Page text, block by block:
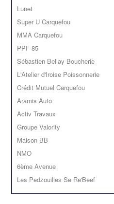
Lunet
Super U Carquefou
MMA Carquefou
PPF 85
Sébastien Bellay Boucherie
L'Atelier d'Iroise Poissonnerie
Crédit Mutuel Carquefou
Aramis Auto
Activ Travaux
Groupe Valority
Maison BB
NMO
6ème Avenue
Les Pedzouilles Se Re'Beef